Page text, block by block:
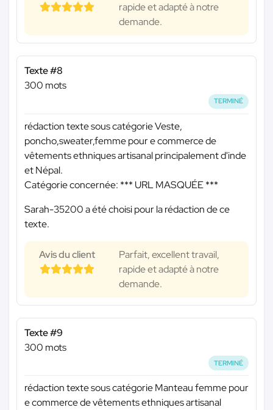
rapide et adapté à notre
demande.
Texte #8
300 mots
TERMINÉ
rédaction texte sous catégorie Veste,
poncho,sweater,femme pour e commerce de
vêtements ethniques artisanal principalement d'inde
et Népal.
Catégorie concernée: *** URL MASQUÉE ***
Sarah-35200 a été choisi pour la rédaction de ce
texte.
Avis du client
Parfait, excellent travail,
rapide et adapté à notre
demande.
Texte #9
300 mots
TERMINÉ
rédaction texte sous catégorie Manteau femme pour
e commerce de vêtements ethniques artisanal